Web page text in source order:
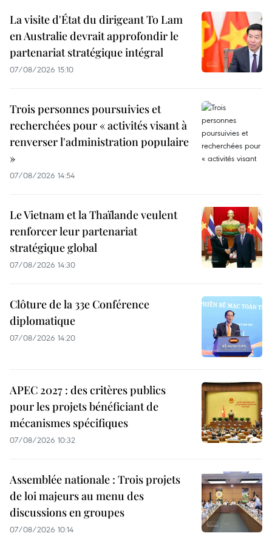
La visite d'État du dirigeant To Lam
en Australie devrait approfondir le
partenariat stratégique intégral
07/08/2026 15:10
Trois personnes poursuivies et
recherchées pour « activités visant à
renverser l'administration populaire
»
07/08/2026 14:54
Le Vietnam et la Thaïlande veulent
renforcer leur partenariat
stratégique global
07/08/2026 14:30
Clôture de la 33e Conférence
diplomatique
07/08/2026 14:20
APEC 2027 : des critères publics
pour les projets bénéficiant de
mécanismes spécifiques
07/08/2026 10:32
Assemblée nationale : Trois projets
de loi majeurs au menu des
discussions en groupes
07/08/2026 10:14